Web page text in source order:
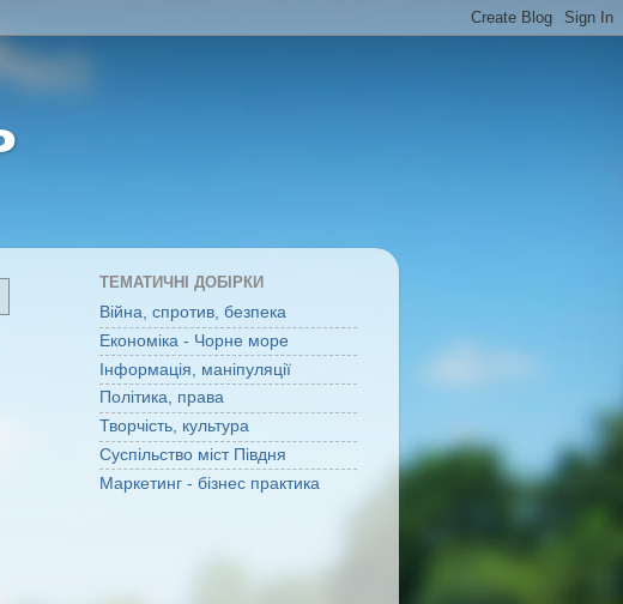
ТЕМАТИЧНІ ДОБІРКИ
Війна, спротив, безпека
Економіка - Чорне море
Інформація, маніпуляції
Політика, права
Творчість, культура
Суспільство міст Півдня
Маркетинг - бізнес практика